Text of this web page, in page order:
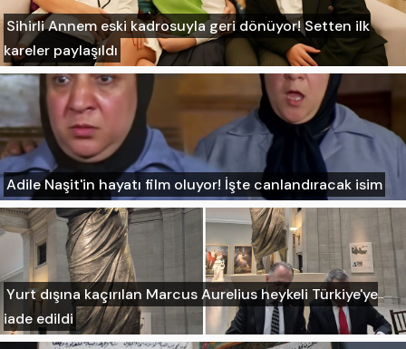
Sihirli Annem eski kadrosuyla geri dönüyor! Setten ilk
kareler paylaşıldı
Adile Naşit'in hayatı film oluyor! İşte canlandıracak isim
Yurt dışına kaçırılan Marcus Aurelius heykeli Türkiye'ye
iade edildi